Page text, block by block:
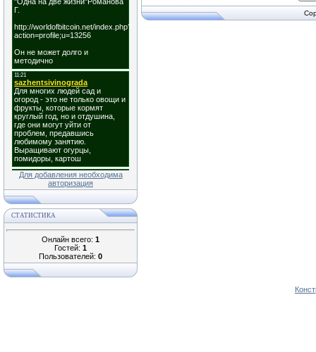
Для добавления необходима
авторизация
СТАТИСТИКА
Онлайн всего: 1
Гостей: 1
Пользователей: 0